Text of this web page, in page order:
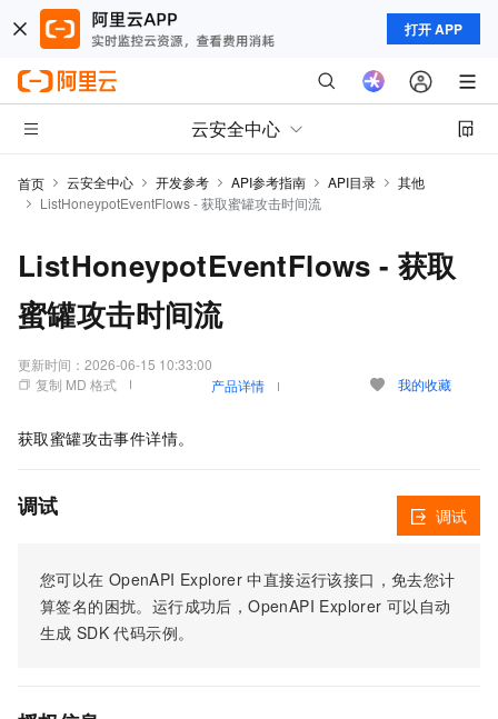
打开 APP
云安全中心
首页 云安全中心 开发参考 API参考指南 API目录
其他
ListHoneypotEventFlows - 获取蜜罐攻击时间流
ListHoneypotEventFlows - 获取
蜜罐攻击时间流
更新时间： 2026-06-15 10:33:00
复制 MD 格式
产品详情 我的收藏
获取蜜罐攻击事件详情。
调试
您可以在 OpenAPI Explorer 中直接运行该接口，免去您计
算签名的困扰。运行成功后，OpenAPI Explorer 可以自动
生成 SDK 代码示例。
调试